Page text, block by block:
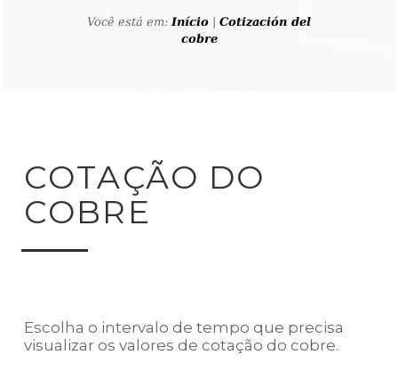
Você está em:Início
Cotización del
cobre
COTAÇÃO DO
COBRE
Escolha o intervalo de tempo que precisa
visualizar os valores de cotação do cobre.